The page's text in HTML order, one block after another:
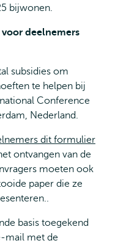
bijwonen.
deelnemers
subsidies om
te helpen bij
Conference
Nederland.
dit formulier
ontvangen van de
moeten ook
paper die ze
basis toegekend
mail met de